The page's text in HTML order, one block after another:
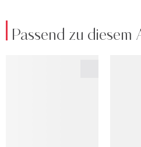
Passend zu diesem